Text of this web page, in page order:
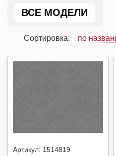
ВСЕ МОДЕЛИ
Сортировка: по
Артикул: 1514819